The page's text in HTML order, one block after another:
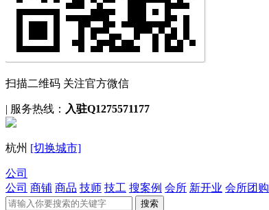
扫描二维码 关注官方微信
| 服务热线： 入驻Q1275571177
杭州 [切换城市]
公司
公司 商铺 商品 技师 技工 搜案例 会所 新开业 会所团购